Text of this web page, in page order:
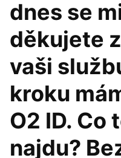
dnes se
děkujete
vaši
kroku
O2 ID. Co
najdu?